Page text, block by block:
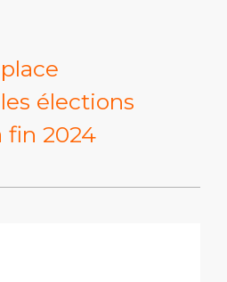
élections
fin 2024